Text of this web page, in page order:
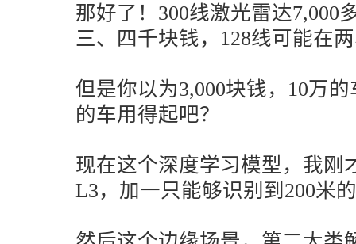
那好了！300线激光雷达7,000
三、四千块钱，128线可能在
但是你以为3,000块钱，10万
的车用得起吧？
现在这个深度学习模型，我刚
L3，加一只能够识别到200米